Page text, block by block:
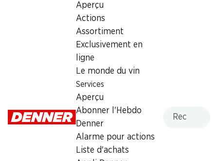
Aperçu
Actions
Assortiment
Exclusivement en
ligne
Le monde du vin
Services
Aperçu
Abonner l'Hebdo
Denner
Alarme pour actions
Liste d'achats
Badoux Murailles Blanc AOC
Vaud, 2024
Robe jaune citron pâle. Nez séduisant de tilleul, de mangue
et d’ananas. Compact en bouche, texture soyeuse et
très persistante.
SPECIAL